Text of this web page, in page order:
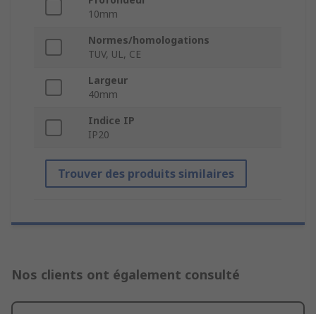
10mm
Normes/homologations
TUV, UL, CE
Largeur
40mm
Indice IP
IP20
Trouver des produits similaires
Nos clients ont également consulté